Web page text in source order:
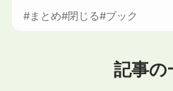
#まとめ#閉じる#ブック
記事の